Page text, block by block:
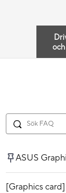
ASUS
[Graphics